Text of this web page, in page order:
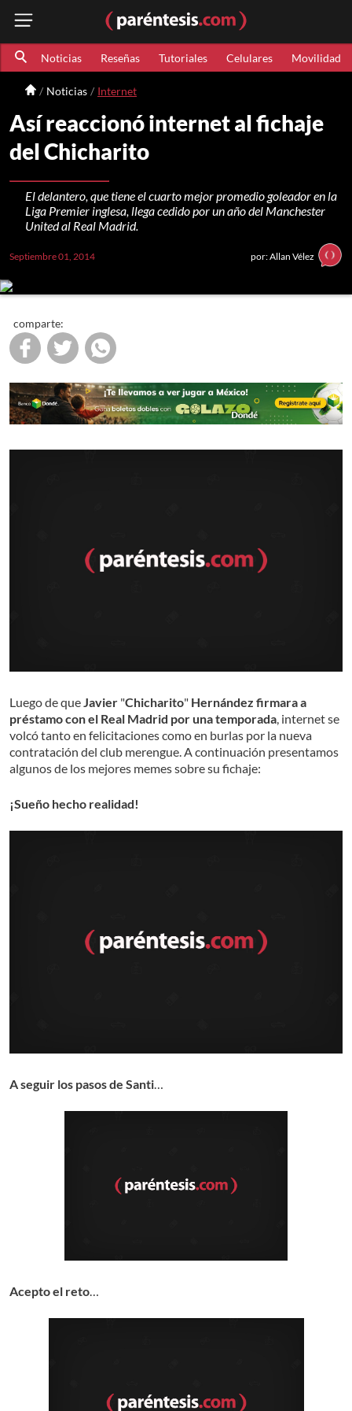
Noticias Reseñas Tutoriales Celulares Movilidad
Noticias Internet
Así reaccionó internet al fichaje
del Chicharito
El delantero, que tiene el cuarto mejor promedio goleador en la
Liga Premier inglesa, llega cedido por un año del Manchester
United al Real Madrid.
Septiembre 01, 2014 por: Allan Vélez
comparte:
Luego de queJavier "Chicharito" Hernández firmara a
préstamo con el Real Madrid por una temporada, internet se
volcó tanto en felicitaciones como en burlas por la nueva
contratación del club merengue. A continuación presentamos
algunos de los mejores memes sobre su fichaje:
¡Sueño hecho realidad!
A seguir los pasos de Santi…
Acepto el reto